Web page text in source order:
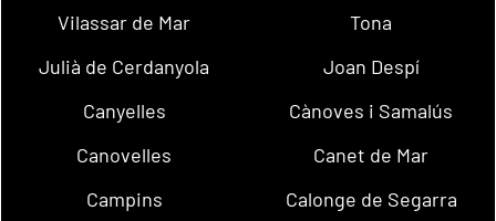
Vilassar de Mar
Tona
Julià de Cerdanyola
Joan Despí
Canyelles
Cànoves i Samalús
Canovelles
Canet de Mar
Campins
Calonge de Segarra